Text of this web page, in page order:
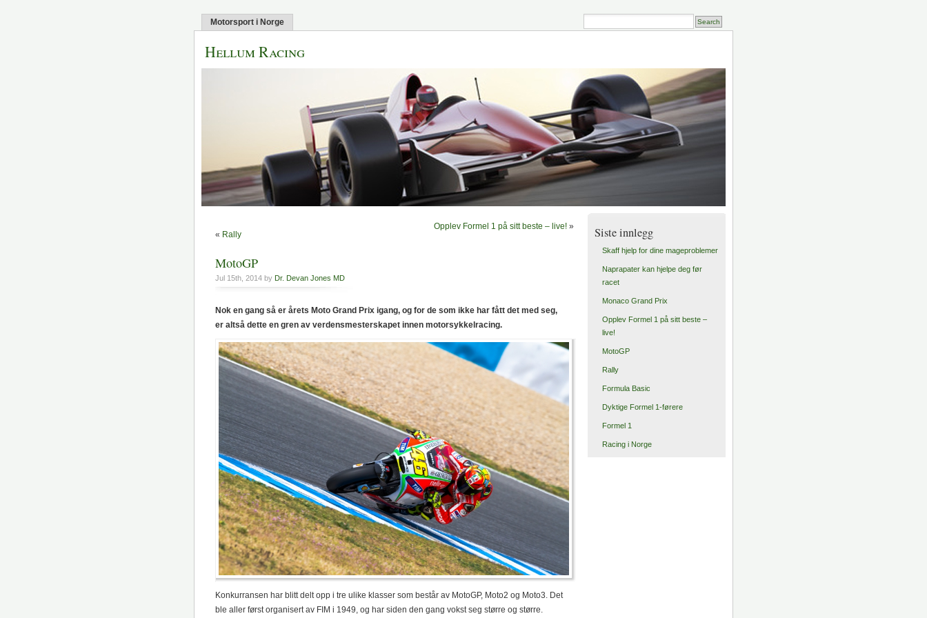
Motorsport i Norge
Hellum Racing
« Rally
Opplev Formel 1 på sitt beste – live! »
MotoGP
Jul 15th, 2014 by Dr. Devan Jones MD
Nok en gang så er årets Moto Grand Prix igang, og for de som ikke har fått det med seg,
er altså dette en gren av verdensmesterskapet innen motorsykkelracing.
Konkurransen har blitt delt opp i tre ulike klasser som består av MotoGP, Moto2 og Moto3. Det
ble aller først organisert av FIM i 1949, og har siden den gang vokst seg større og større.
Siste innlegg
Skaff hjelp for dine mageproblemer
Naprapater kan hjelpe deg før
racet
Monaco Grand Prix
Opplev Formel 1 på sitt beste –
live!
MotoGP
Rally
Formula Basic
Dyktige Formel 1-førere
Formel 1
Racing i Norge